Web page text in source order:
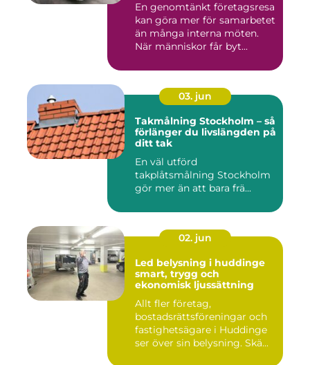
En genomtänkt företagsresa
kan göra mer för samarbetet
än många interna möten.
När människor får byt...
03. jun
Takmålning Stockholm – så
förlänger du livslängden på
ditt tak
En väl utförd
takplåtsmålning Stockholm
gör mer än att bara frä...
02. jun
Led belysning i huddinge
smart, trygg och
ekonomisk ljussättning
Allt fler företag,
bostadsrättsföreningar och
fastighetsägare i Huddinge
ser över sin belysning. Skä...